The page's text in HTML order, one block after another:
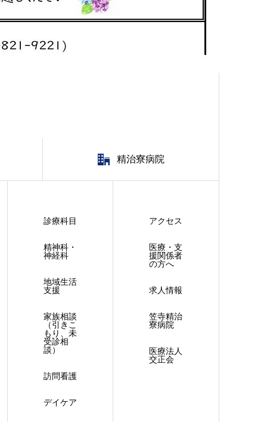
精治寮病院
診療科目
精神科・
神経科
地域生活
支援
家族相談
（引きこ
もり、未
受診相
談）
訪問看護
デイケア
アクセス
医療・支
援関係者
の方へ
求人情報
笠寺精治
寮病院
医療法人
交正会